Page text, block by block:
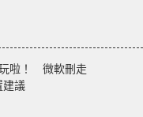
啦！ 微軟刪走
議